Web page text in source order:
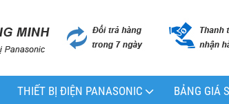
THIẾT BỊ ĐIỆN PANASONIC BẢNG GIÁ